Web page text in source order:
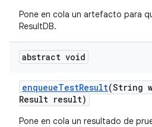
Pone en cola un artefacto para
ResultDB.
abstract void
enqueueTestResult(String
Result result)
Pone en cola un resultado de